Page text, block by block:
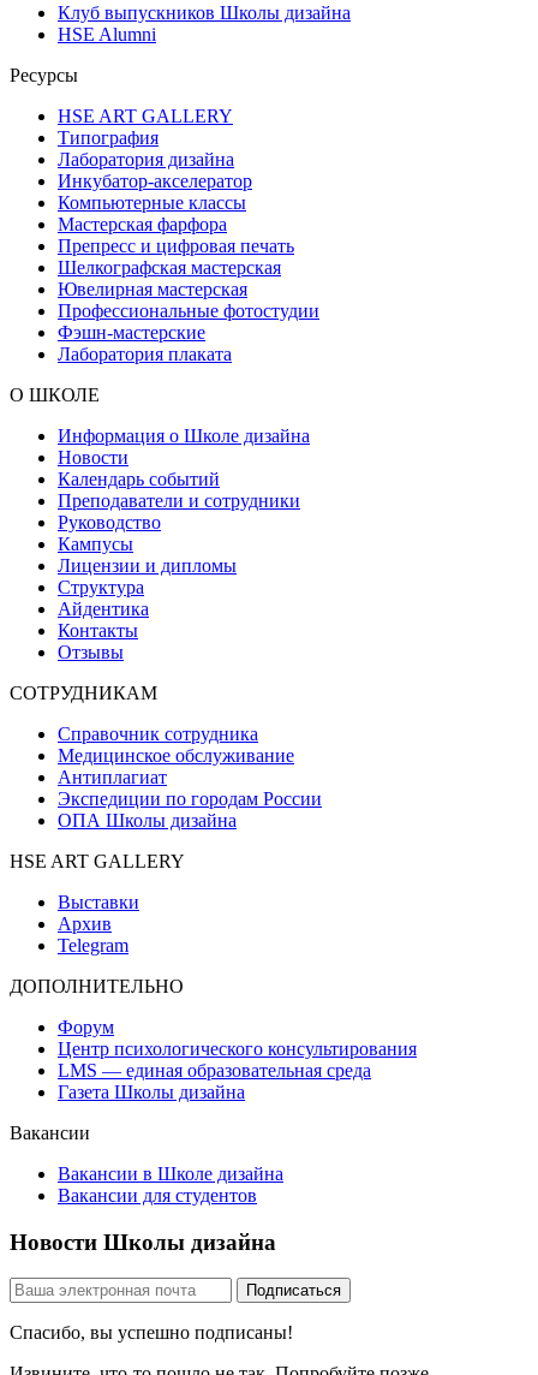
Клуб выпускников Школы дизайна
HSE Alumni
Ресурсы
HSE ART GALLERY
Типография
Лаборатория дизайна
Инкубатор-акселератор
Компьютерные классы
Мастерская фарфора
Препресс и цифровая печать
Шелкографская мастерская
Ювелирная мастерская
Профессиональные фотостудии
Фэшн-мастерские
Лаборатория плаката
О ШКОЛЕ
Информация о Школе дизайна
Новости
Календарь событий
Преподаватели и сотрудники
Руководство
Кампусы
Лицензии и дипломы
Структура
Айдентика
Контакты
Отзывы
СОТРУДНИКАМ
Справочник сотрудника
Медицинское обслуживание
Антиплагиат
Экспедиции по городам России
ОПА Школы дизайна
HSE ART GALLERY
Выставки
Архив
Telegram
ДОПОЛНИТЕЛЬНО
Форум
Центр психологического консультирования
LMS — единая образовательная среда
Газета Школы дизайна
Вакансии
Вакансии в Школе дизайна
Вакансии для студентов
Новости Школы дизайна
Спасибо, вы успешно подписаны!